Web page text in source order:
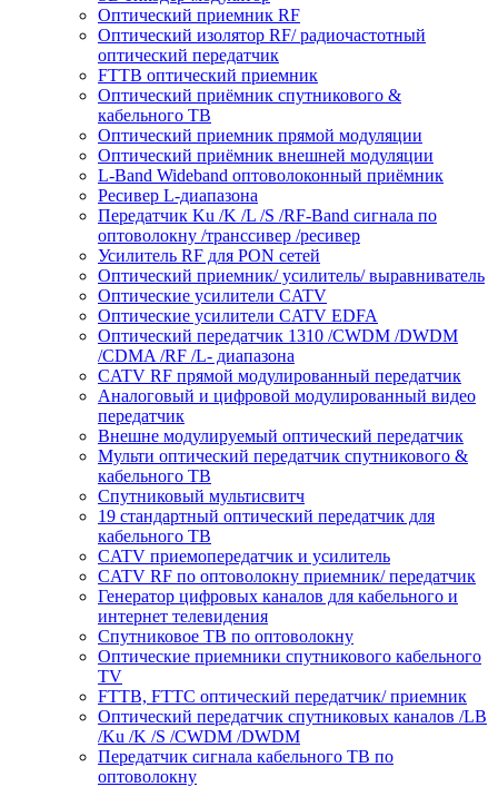
Оптический приемник RF
Оптичеcкий изолятор RF/ радиочастотный
оптический передатчик
FTTB оптический приемник
Оптический приёмник спутникового &
кабельного ТВ
Оптический приемник прямой модуляции
Оптический приёмник внешней модуляции
L-Band Wideband оптоволоконный приёмник
Ресивер L-диапазона
Передатчик Ku /K /L /S /RF-Band сигнала по
оптоволокну /транссивер /ресивер
Усилитель RF для PON сетей
Оптический приемник/ усилитель/ выравниватель
Оптические усилители CATV
Оптические усилители CATV EDFA
Оптический передатчик 1310 /CWDM /DWDM
/CDMA /RF /L- диапазона
CATV RF прямой модулированный передатчик
Аналоговый и цифровой модулированный видео
передатчик
Внешне модулируемый оптический передатчик
Мульти оптический передатчик спутникового &
кабельного ТВ
Спутниковый мультисвитч
19 стандартный оптический передатчик для
кабельного ТВ
CATV приемопередатчик и усилитель
CATV RF по оптоволокну приемник/ передатчик
Генератор цифровых каналов для кабельного и
интернет телевидения
Спутниковое ТВ по оптоволокну
Оптические приемники спутникового кабельного
ТV
FTTB, FTTC оптический передатчик/ приемник
Оптический передатчик спутниковых каналов /LB
/Ku /K /S /CWDM /DWDM
Передатчик сигнала кабельного ТВ по
оптоволокну